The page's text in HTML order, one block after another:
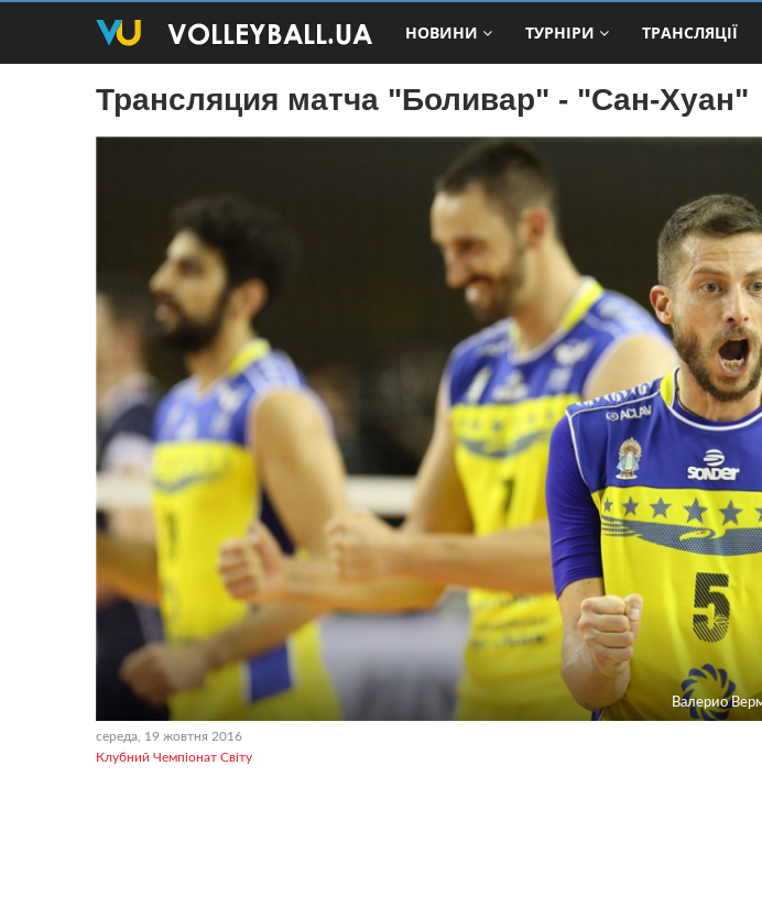
НОВИНИ ТУРНІРИ ТРАНСЛЯЦІЇ
Трансляция матча "Боливар" - "Сан-Хуан"
Валерио
середа, 19 жовтня 2016
Клубний Чемпіонат Світу